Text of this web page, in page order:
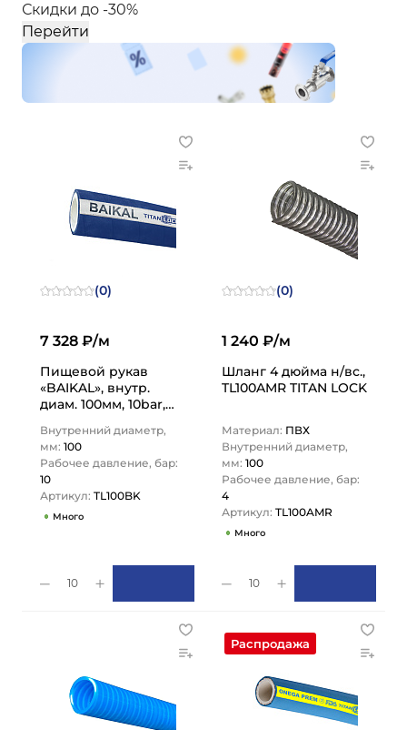
Скидки до -30%
Перейти
(0)
7 328 ₽/м
Пищевой рукав
«BAIKAL», внутр.
диам. 100мм, 10bar,
TL100BK TITAN…
Внутренний диаметр,
мм: 100
Рабочее давление, бар:
10
Артикул: TL100BK
Много
10
(0)
1 240 ₽/м
Шланг 4 дюйма н/вс.,
TL100AMR TITAN LOCK
Материал: ПВХ
Внутренний диаметр,
мм: 100
Рабочее давление, бар:
4
Артикул: TL100AMR
Много
10
Распродажа